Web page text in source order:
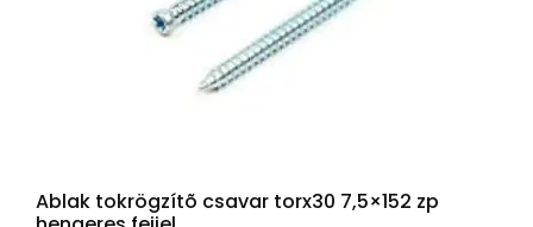
Ablak tokrögzítõ csavar torx30 7,5×152 zp